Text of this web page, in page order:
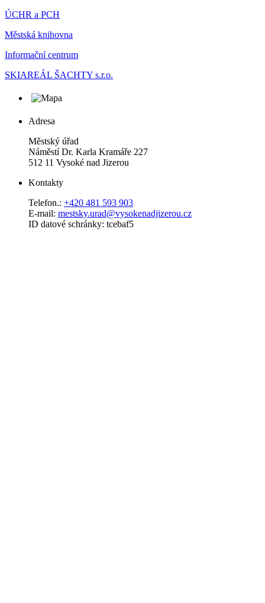
ÚCHR a PCH
Městská knihovna
Informační centrum
SKIAREÁL ŠACHTY s.r.o.
Adresa
Městský úřad
Náměstí Dr. Karla Kramáře 227
512 11 Vysoké nad Jizerou
Kontakty
Telefon.: +420 481 593 903
E-mail: mestsky.urad@vysokenadjizerou.cz
ID datové schránky: tcebaf5